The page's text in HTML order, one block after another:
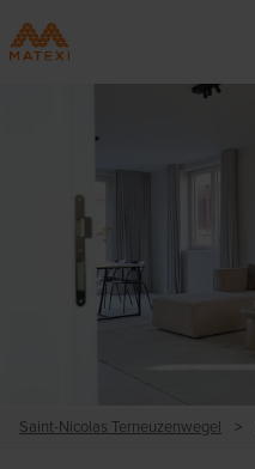
Saint-Nicolas Terneuzenwegel >